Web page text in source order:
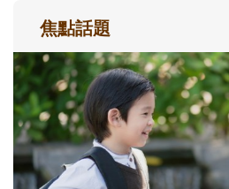
焦點話題